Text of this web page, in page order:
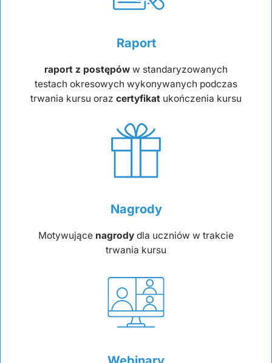
Raport
raport z postępów w standaryzowanych
testach okresowych wykonywanych podczas
trwania kursu oraz certyfikat ukończenia kursu
Nagrody
Motywujące nagrody dla uczniów w trakcie
trwania kursu